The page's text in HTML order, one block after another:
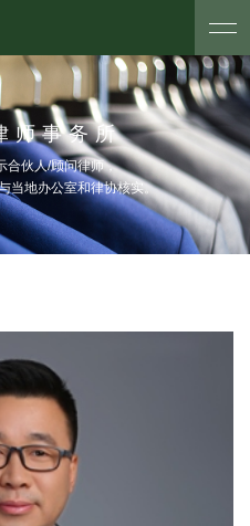
师事务所
合伙人/顾问律师，
当地办公室和律协核实。